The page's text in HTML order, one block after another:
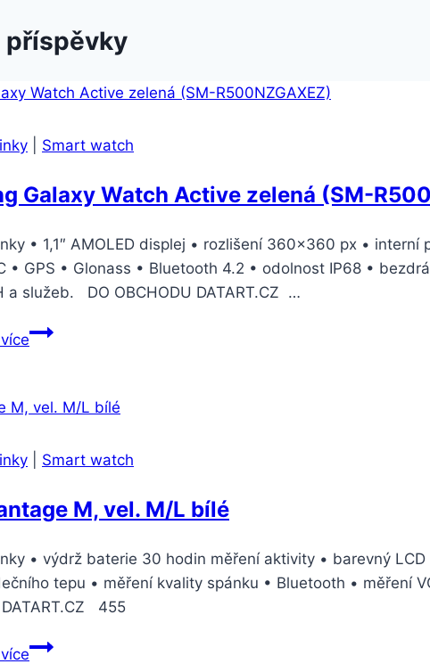
příspěvky
Smart watch
Galaxy Watch Active zelená (SM-
• 1,1″ AMOLED displej • rozlišení 360×360 px •
• GPS • Glonass • Bluetooth 4.2 • odolnost IP68 •
a služeb. DO OBCHODU DATART.CZ …
Samsung
Active
(SM-
R500NZGAXEZ)
Smart watch
M, vel. M/L bílé
• výdrž baterie 30 hodin měření aktivity • barevný
tepu • měření kvality spánku • Bluetooth • měření
DATART.CZ 455
Polar